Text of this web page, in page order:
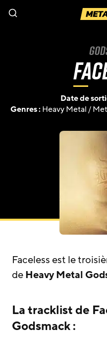
Date de
Genres :Heavy Metal/
Faceless est le
deHeavy Metal
La tracklist de
Godsmack :